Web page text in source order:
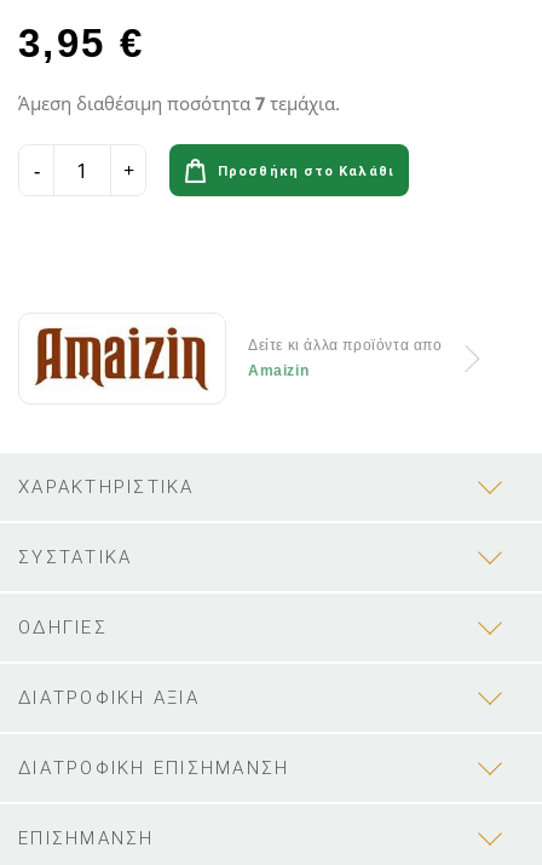
3,95 €
Άμεση διαθέσιμη ποσότητα 7 τεμάχια.
Προσθήκη στο Καλάθι
Δείτε κι άλλα προϊόντα απο
Amaizin
ΧΑΡΑΚΤΗΡΙΣΤΙΚΑ
ΣΥΣΤΑΤΙΚΑ
ΟΔΗΓΙΕΣ
ΔΙΑΤΡΟΦΙΚΗ ΑΞΙΑ
ΔΙΑΤΡΟΦΙΚΗ ΕΠΙΣΗΜΑΝΣΗ
ΕΠΙΣΗΜΑΝΣΗ